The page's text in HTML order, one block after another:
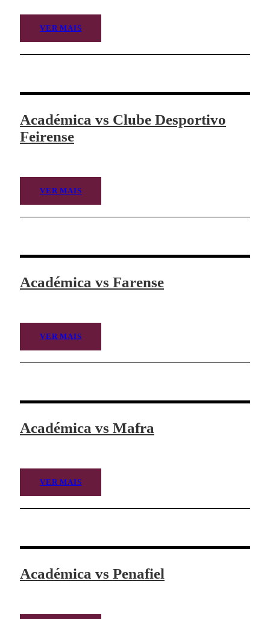
VER MAIS
Académica vs Clube Desportivo
Feirense
VER MAIS
Académica vs Farense
VER MAIS
Académica vs Mafra
VER MAIS
Académica vs Penafiel